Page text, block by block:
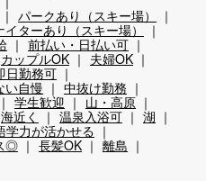
パークあり（スキー場）
イターあり（スキー場）
前払い・日払い可
カップルOK
夫婦OK
日勤務可
い自慢
中抜け勤務
学生歓迎
山・高原
海近く 温泉入浴可
湖
学力が活かせる
◎ 長髪OK
離島